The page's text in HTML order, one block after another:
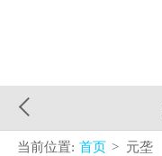
当前位置: 首页 > 元垄